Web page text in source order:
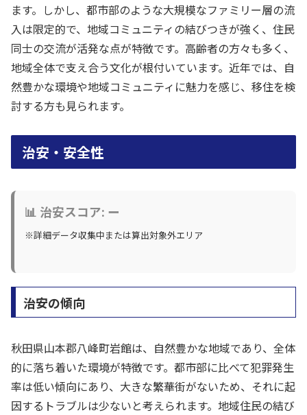
ます。しかし、都市部のような大規模なファミリー層の流
入は限定的で、地域コミュニティの結びつきが強く、住民
同士の交流が活発な点が特徴です。高齢者の方々も多く、
地域全体で支え合う文化が根付いています。近年では、自
然豊かな環境や地域コミュニティに魅力を感じ、移住を検
討する方も見られます。
治安・安全性
📊 治安スコア: ー
※詳細データ収集中または算出対象外エリア
治安の傾向
秋田県山本郡八峰町岩館は、自然豊かな地域であり、全体
的に落ち着いた環境が特徴です。都市部に比べて犯罪発生
率は低い傾向にあり、大きな繁華街がないため、それに起
因するトラブルは少ないと考えられます。地域住民の結び